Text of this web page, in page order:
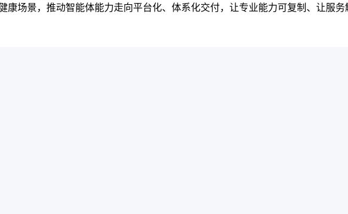
康场景，推动智能体能力走向平台化、体系化交付，让专业能力可复制、让服